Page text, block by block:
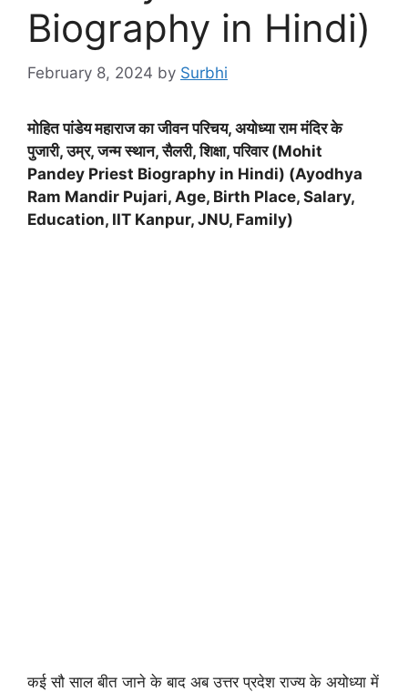
Biography in Hindi)
February 8, 2024 by Surbhi
मोहित पांडेय महाराज का जीवन परिचय, अयोध्या राम मंदिर के
पुजारी, उम्र,जन्म स्थान, सैलरी,शिक्षा, परिवार (Mohit
Pandey Priest Biography in Hindi) (Ayodhya
Ram Mandir Pujari, Age, Birth Place, Salary,
Education, IIT Kanpur, JNU, Family)
कई सौ साल बीत जाने के बाद अब उत्तर प्रदेश राज्य के अयोध्या में